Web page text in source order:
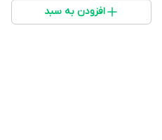
افزودن به سبد